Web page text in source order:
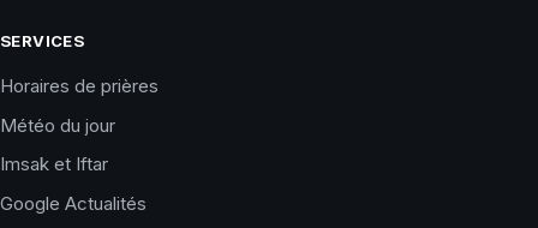
SERVICES
Horaires de prières
Météo du jour
Imsak et Iftar
Google Actualités